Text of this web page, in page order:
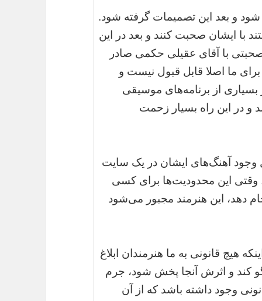
شود و بعد این تصمیمات گرفته شود.
با ایشان صحبت کنند و بعد در این
با آقای عقیلی حکمی صادر
ما اصلا قابل قبول نیست و
از برنامه‌های موسیقی
و در این راه بسیار زحمت
وجود آهنگ‌های ایشان در یک سایت
وقتی این محدودیت‌ها برای کسی
دهد، این هنرمند مجبور می‌شود
هیچ قانونی به ما هنرمندان ابلاغ
کند و اثرش آنجا پخش شود، جرم
وجود داشته باشد که از آن